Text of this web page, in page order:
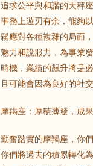
追求公平與和諧的天秤
事務上遊刃有余，能夠
鬆應對各種複雜的局面
魅力和說服力，為事業
時機，業績的飆升將是
且可能會因為良好的社
摩羯座：厚積薄發，成
勤奮踏實的摩羯座，你
你們將過去的積累轉化